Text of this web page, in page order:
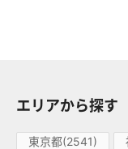
エリアから探す
東京都(2541)